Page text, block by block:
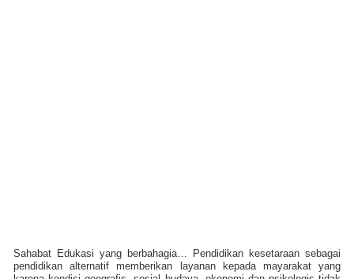
Sahabat Edukasi yang berbahagia… Pendidikan kesetaraan sebagai
pendidikan alternatif memberikan layanan kepada mayarakat yang